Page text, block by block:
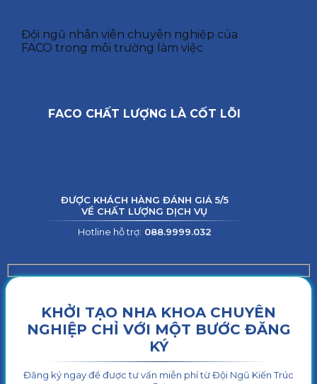
Đội ngũ nhân viên chuyên nghiệp của
FACO trong môi trường làm việc
FACO CHẤT LƯỢNG LÀ CỐT LÕI
ĐƯỢC KHÁCH HÀNG ĐÁNH GIÁ 5/5
VỀ CHẤT LƯỢNG DỊCH VỤ
Hotline hỗ trợ: 088.9999.032
KHỞI TẠO NHA KHOA CHUYÊN
NGHIỆP CHỈ VỚI MỘT BƯỚC ĐĂNG
KÝ
Đăng ký ngay để được tư vấn miễn phí từ Đội Ngũ Kiến Trúc